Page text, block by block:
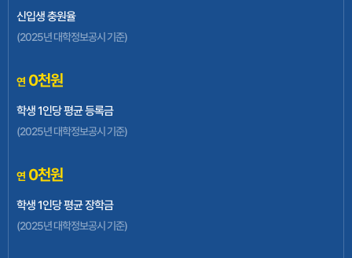
신입생 충원율
(2025년 대학정보공시 기준)
연 0천원
학생 1인당 평균 등록금
(2025년 대학정보공시 기준)
연 0천원
학생 1인당 평균 장학금
(2025년 대학정보공시 기준)